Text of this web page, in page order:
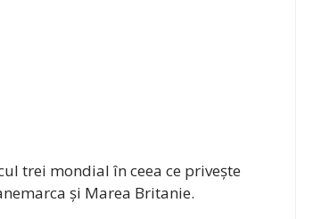
trei mondial în ceea ce privește
și Marea Britanie.